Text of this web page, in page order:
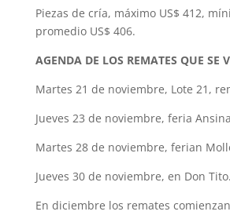
Piezas de cría, máximo US$ 412,
promedio US$ 406.
AGENDA DE LOS REMATES QUE SE
Martes 21 de noviembre, Lote 21,
Jueves 23 de noviembre, feria
Martes 28 de noviembre, ferian
Jueves 30 de noviembre, en Don Tito.
En diciembre los remates